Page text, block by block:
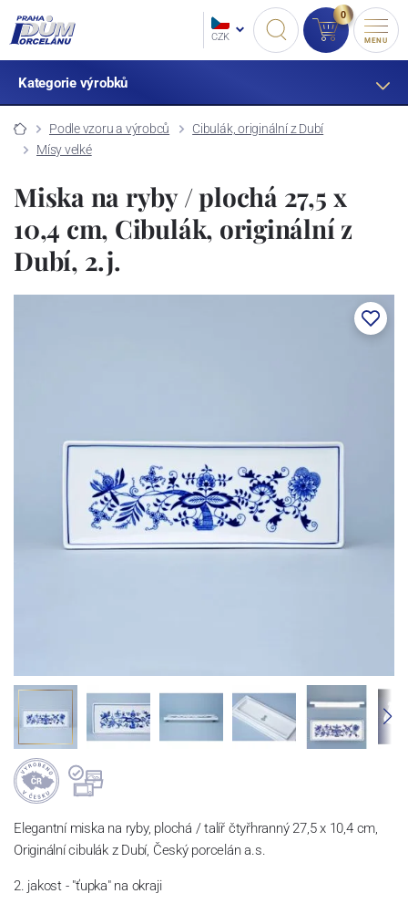
CZK
0
MENU
Kategorie výrobků
Podle vzoru a výrobců
Cibulák, originální z Dubí
Mísy velké
Miska na ryby / plochá 27,5 x
10,4 cm, Cibulák, originální z
Dubí, 2.j.
Elegantní miska na ryby, plochá / talíř čtyřhranný 27,5 x 10,4 cm,
Originální cibulák z Dubí, Český porcelán a.s.
2. jakost - "ťupka" na okraji